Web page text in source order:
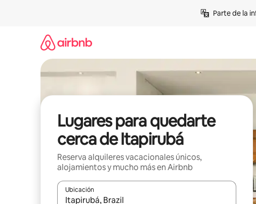
Parte de la
Lugares para quedarte
cerca de Itapirubá
Reserva alquileres vacacionales únicos,
alojamientos y mucho más en Airbnb
Ubicación
Cuando los resultados estén disponibles, navega con las